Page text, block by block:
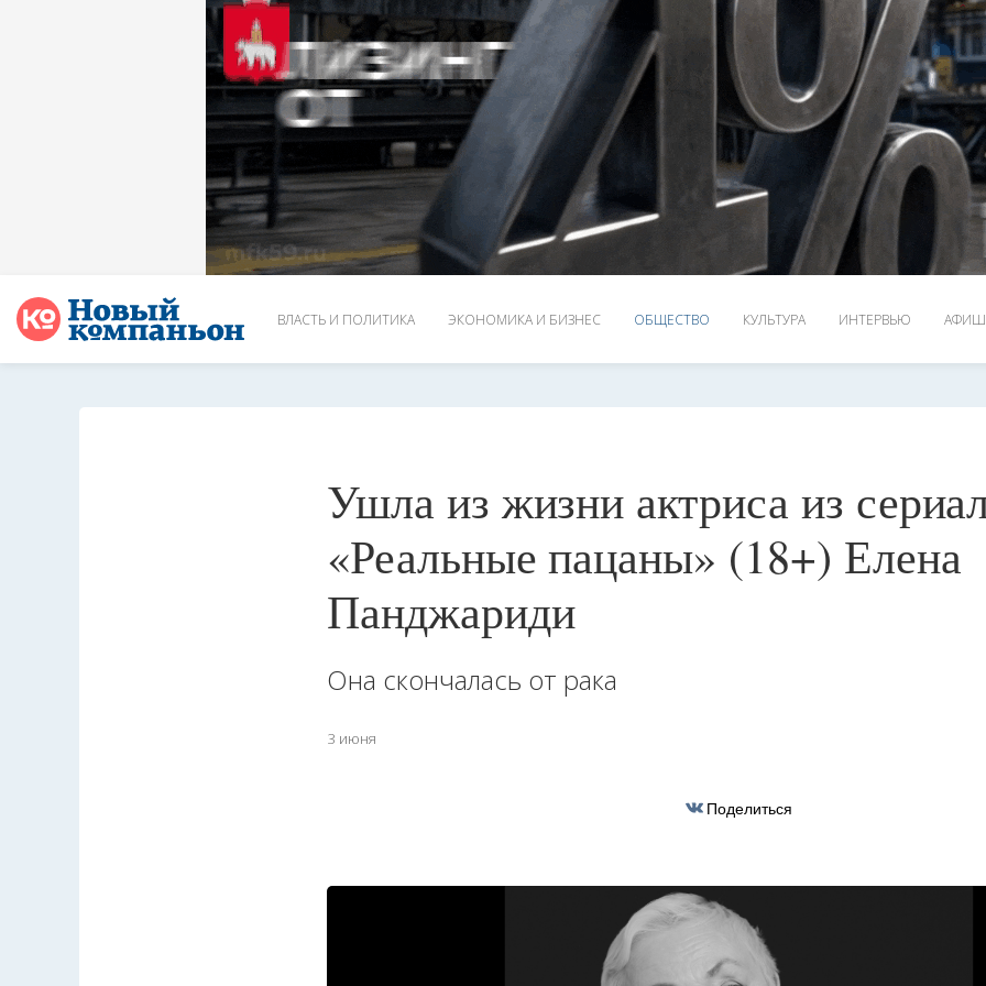
ВЛАСТЬ И ПОЛИТИКА ЭКОНОМИКА И БИЗНЕС ОБЩЕСТВО КУЛЬТУРА ИНТЕРВЬЮ
Ушла из жизни актриса из
«Реальные пацаны» (18+) Елена
Панджариди
Она скончалась от рака
3 июня
Поделиться